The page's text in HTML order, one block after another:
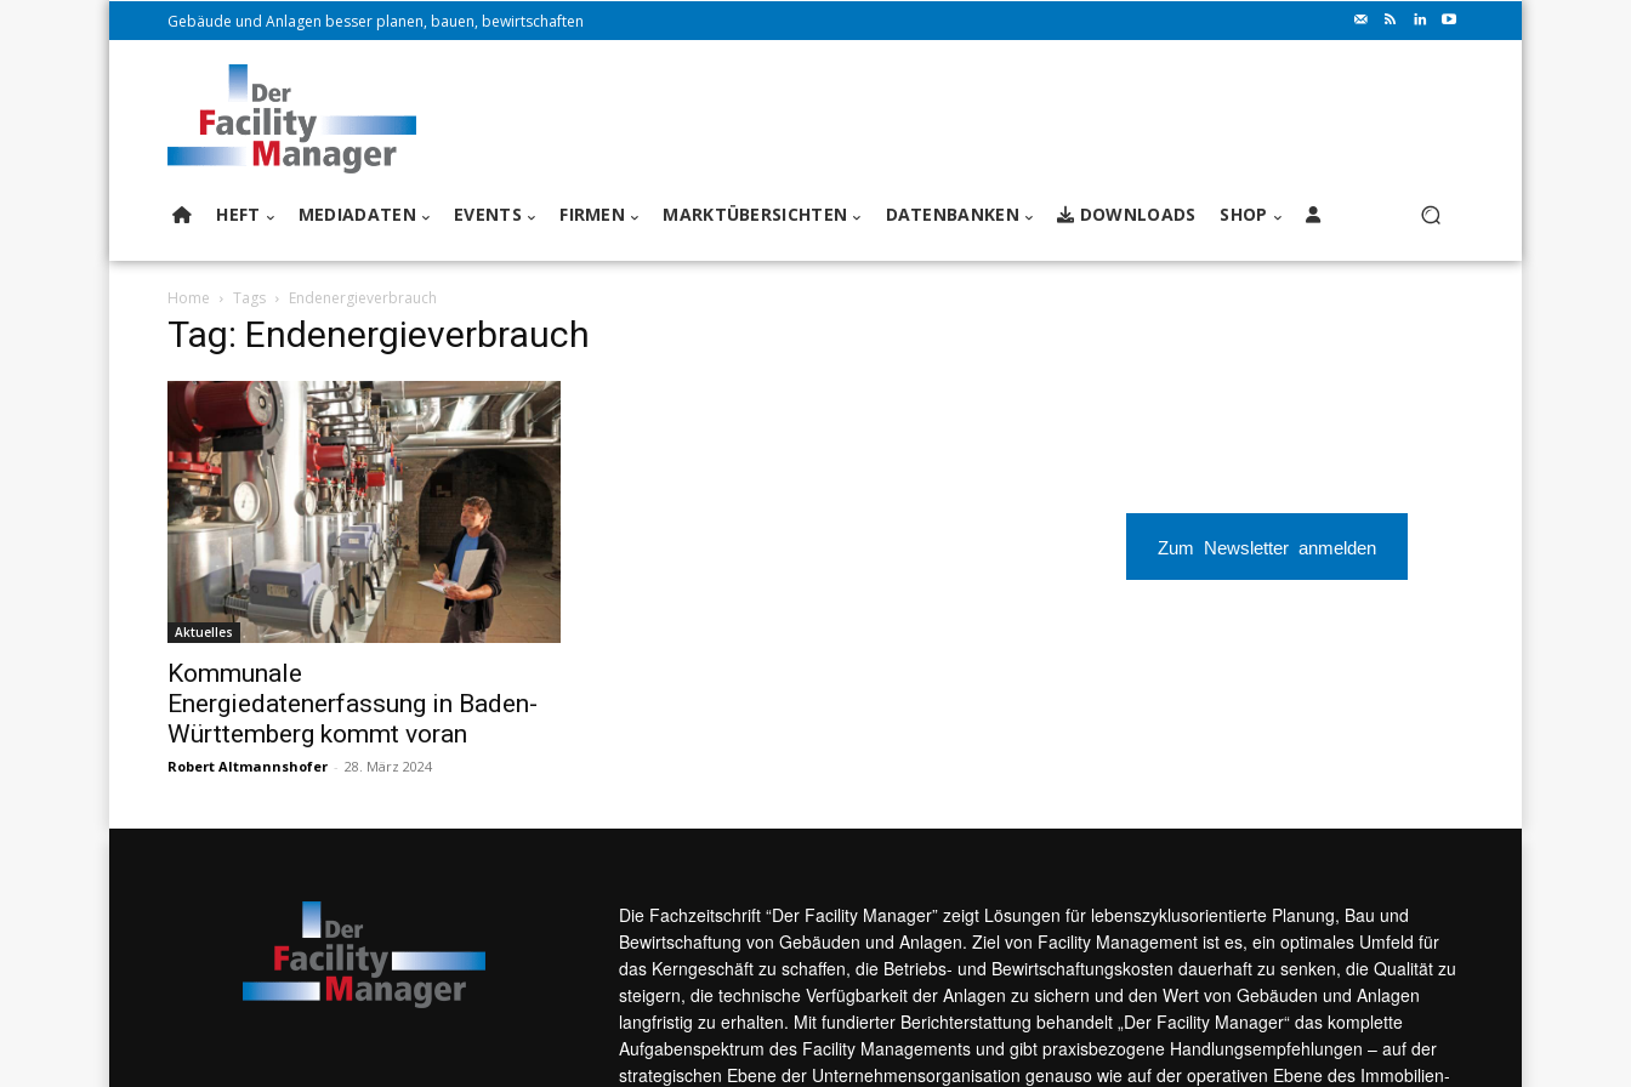
Gebäude und Anlagen besser planen, bauen, bewirtschaften
HEFT MEDIADATEN EVENTS FIRMEN MARKTÜBERSICHTEN DATENBANKEN DOWNLOADS SHOP
Home Tags Endenergieverbrauch
Tag: Endenergieverbrauch
Aktuelles
Kommunale
Energiedatenerfassung in Baden-
Württemberg kommt voran
Robert Altmannshofer - 28. März 2024
Zum Newsletter anmelden
Die Fachzeitschrift “Der Facility Manager” zeigt Lösungen für lebenszyklusorientierte Planung, Bau und
Bewirtschaftung von Gebäuden und Anlagen. Ziel von Facility Management ist es, ein optimales Umfeld für
das Kerngeschäft zu schaffen, die Betriebs- und Bewirtschaftungskosten dauerhaft zu senken, die Qualität zu
steigern, die technische Verfügbarkeit der Anlagen zu sichern und den Wert von Gebäuden und Anlagen
langfristig zu erhalten. Mit fundierter Berichterstattung behandelt „Der Facility Manager“ das komplette
Aufgabenspektrum des Facility Managements und gibt praxisbezogene Handlungsempfehlungen – auf der
strategischen Ebene der Unternehmensorganisation genauso wie auf der operativen Ebene des Immobilien-